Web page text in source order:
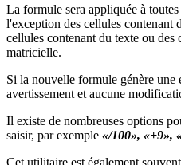
La formule sera appliquée à
l'exception des cellules contenant
cellules contenant du texte ou
matricielle.
Si la nouvelle formule génère une
avertissement et aucune
Il existe de nombreuses options
saisir, par exemple «/100», «+9»,
Cet utilitaire est également